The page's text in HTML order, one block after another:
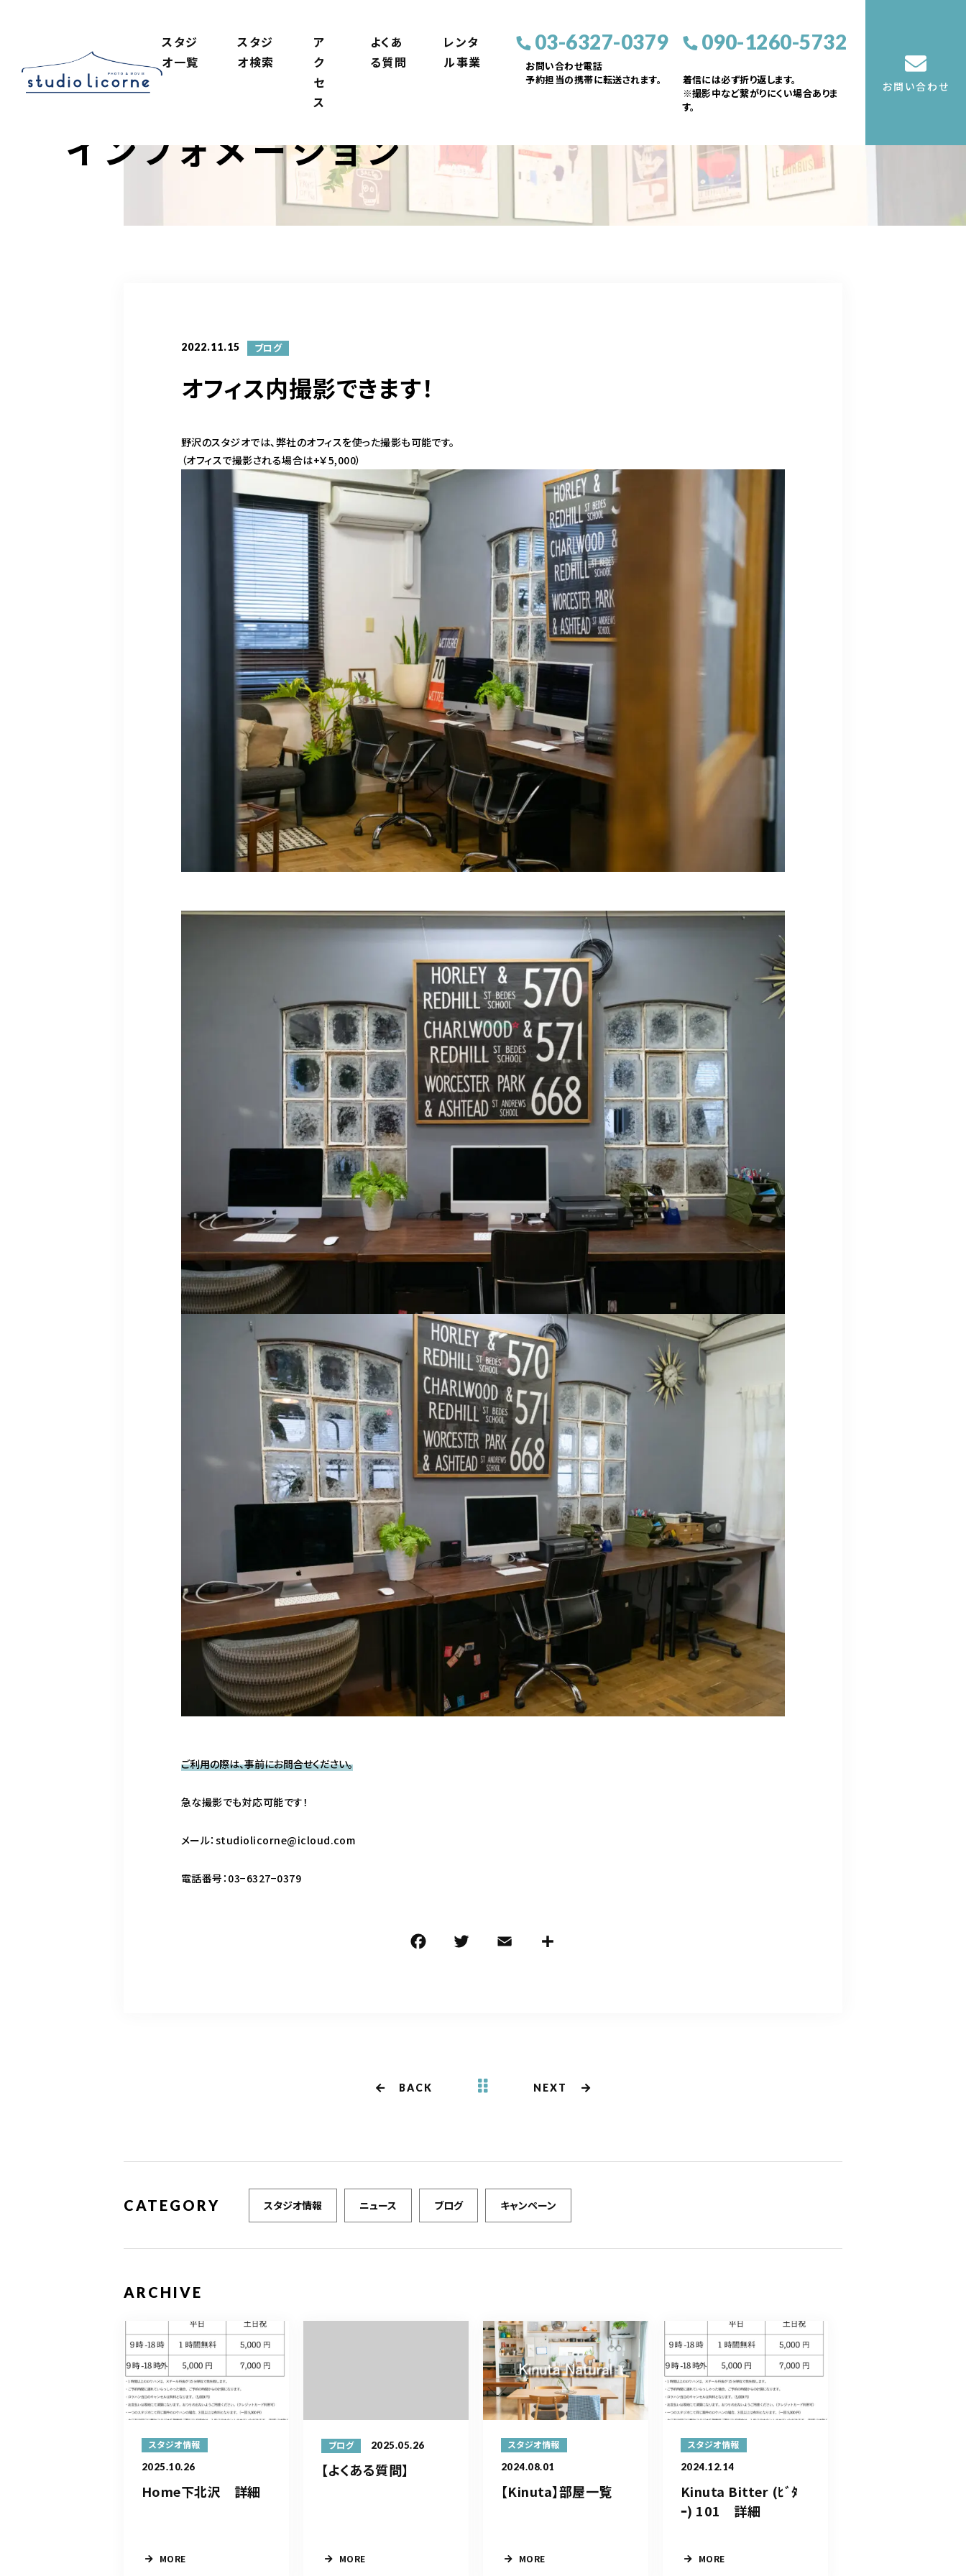
スタジ
オ一覧
スタジ
オ検索
ア
ク
セ
ス
よくあ
る質問
レンタ
ル事業
03-6327-0379
お問い合わせ電話
予約担当の携帯に転送されます。
090-1260-5732
着信には必ず折り返します。
※撮影中など繋がりにくい場合ありま
す。
お問い合わせ
インフォメーション
2022.11.15 ブログ
オフィス内撮影できます！
野沢のスタジオでは、弊社のオフィスを使った撮影も可能です。
（オフィスで撮影される場合は+￥5,000）
ご利用の際は、事前にお問合せください。
急な撮影でも対応可能です！
メール：studiolicorne@icloud.com
電話番号：03−6327−0379
BACK NEXT
CATEGORY スタジオ情報 ニュース ブログ キャンペーン
ARCHIVE
スタジオ情報
2025.10.26
Home下北沢 詳細
MORE
ブログ 2025.05.26
【よくある質問】
MORE
スタジオ情報
2024.08.01
【Kinuta】部屋一覧
MORE
スタジオ情報
2024.12.14
Kinuta Bitter (ﾋﾞﾀ
ｰ) 101 詳細
MORE